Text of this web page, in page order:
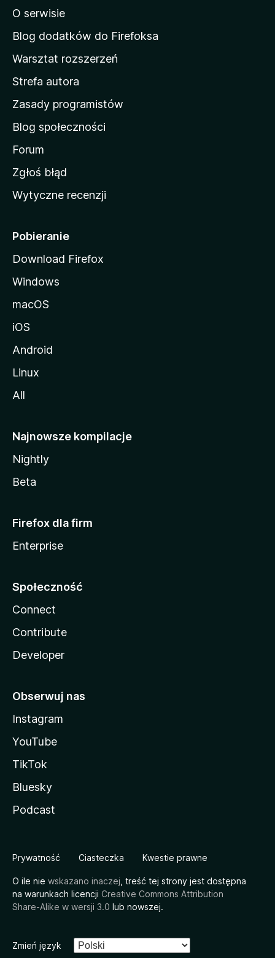
a
d
m
o
w
M
o
z
l
i
O serwisie
Blog dodatków do Firefoksa
Warsztat rozszerzeń
Strefa autora
Zasady programistów
Blog społeczności
Forum
Zgłoś błąd
Wytyczne recenzji
Pobieranie
Download Firefox
Windows
macOS
iOS
Android
Linux
All
Najnowsze kompilacje
Nightly
Beta
Firefox dla firm
Enterprise
Społeczność
Connect
Contribute
Developer
Obserwuj nas
Instagram
YouTube
TikTok
Bluesky
Podcast
Prywatność Ciasteczka Kwestie prawne
O ile nie wskazano inaczej , treść tej strony jest dostępna
na warunkach licencji Creative Commons Attribution
Share-Alike w wersji 3.0 lub nowszej.
Zmień język